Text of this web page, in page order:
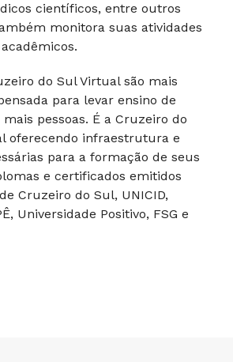
científicos, entre outros
monitora suas atividades
do Sul Virtual são mais
para levar ensino de
pessoas. É a Cruzeiro do
oferecendo infraestrutura e
para a formação de seus
e certificados emitidos
Cruzeiro do Sul, UNICID,
Universidade Positivo, FSG e